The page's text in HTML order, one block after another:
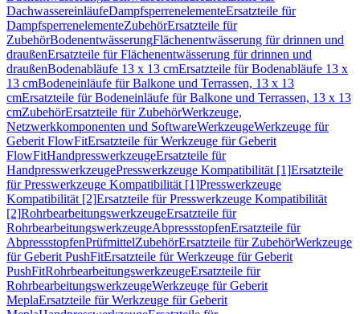
DachwassereinläufeDampfsperrenelementeErsatzteile für
DampfsperrenelementeZubehörErsatzteile für
ZubehörBodenentwässerungFlächenentwässerung für drinnen und
draußenErsatzteile für Flächenentwässerung für drinnen und
draußenBodenabläufe 13 x 13 cmErsatzteile für Bodenabläufe 13 x
13 cmBodeneinläufe für Balkone und Terrassen, 13 x 13
cmErsatzteile für Bodeneinläufe für Balkone und Terrassen, 13 x 13
cmZubehörErsatzteile für ZubehörWerkzeuge,
Netzwerkkomponenten und SoftwareWerkzeugeWerkzeuge für
Geberit FlowFitErsatzteile für Werkzeuge für Geberit
FlowFitHandpresswerkzeugeErsatzteile für
HandpresswerkzeugePresswerkzeuge Kompatibilität [1]Ersatzteile
für Presswerkzeuge Kompatibilität [1]Presswerkzeuge
Kompatibilität [2]Ersatzteile für Presswerkzeuge Kompatibilität
[2]RohrbearbeitungswerkzeugeErsatzteile für
RohrbearbeitungswerkzeugeAbpressstopfenErsatzteile für
AbpressstopfenPrüfmittelZubehörErsatzteile für ZubehörWerkzeuge
für Geberit PushFitErsatzteile für Werkzeuge für Geberit
PushFitRohrbearbeitungswerkzeugeErsatzteile für
RohrbearbeitungswerkzeugeWerkzeuge für Geberit
MeplaErsatzteile für Werkzeuge für Geberit